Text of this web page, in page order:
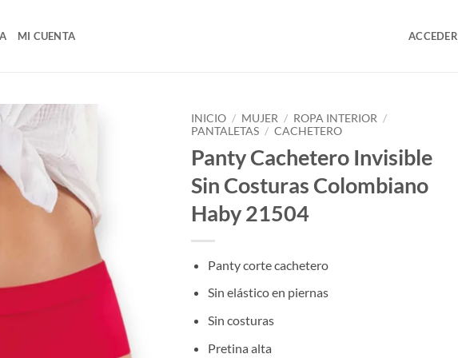
MI CUENTA ACCEDER
INICIO / MUJER / ROPA INTERIOR /
PANTALETAS / CACHETERO
Panty Cachetero Invisible
Sin Costuras Colombiano
Haby 21504
Panty corte cachetero
Sin elástico en piernas
Sin costuras
Pretina alta